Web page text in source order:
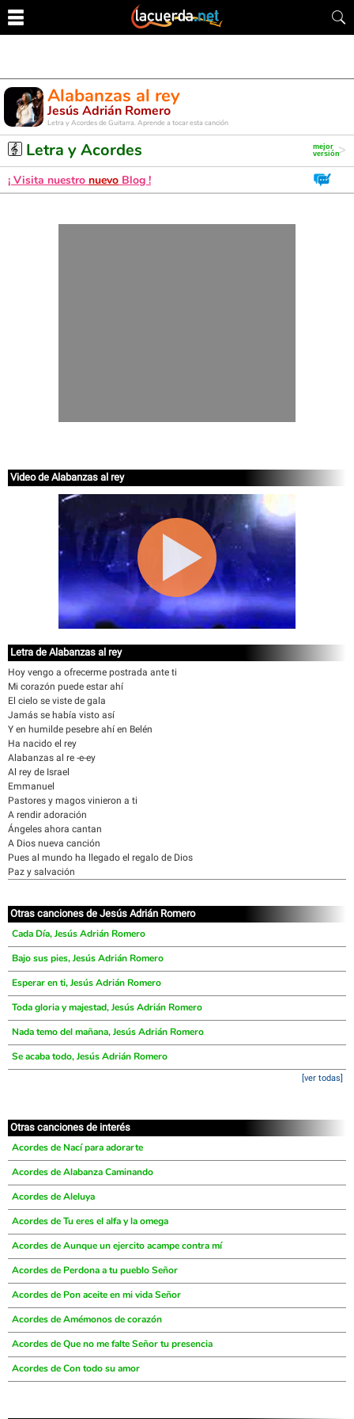
Alabanzas al rey
Jesús Adrián Romero
Letra y Acordes de Guitarra. Aprende a tocar esta canción
Letra y Acordes
¡ Visita nuestro nuevo Blog !
Video de Alabanzas al rey
Letra de Alabanzas al rey
Hoy vengo a ofrecerme postrada ante ti
Mi corazón puede estar ahí
El cielo se viste de gala
Jamás se había visto así
Y en humilde pesebre ahí en Belén
Ha nacido el rey
Alabanzas al re -e-ey
Al rey de Israel
Emmanuel
Pastores y magos vinieron a ti
A rendir adoración
Ángeles ahora cantan
A Dios nueva canción
Pues al mundo ha llegado el regalo de Dios
Paz y salvación
Otras canciones de Jesús Adrián Romero
Cada Día, Jesús Adrián Romero
Bajo sus pies, Jesús Adrián Romero
Esperar en ti, Jesús Adrián Romero
Toda gloria y majestad, Jesús Adrián Romero
Nada temo del mañana, Jesús Adrián Romero
Se acaba todo, Jesús Adrián Romero
[ver todas]
Otras canciones de interés
Acordes de Nací para adorarte
Acordes de Alabanza Caminando
Acordes de Aleluya
Acordes de Tu eres el alfa y la omega
Acordes de Aunque un ejercito acampe contra mí
Acordes de Perdona a tu pueblo Señor
Acordes de Pon aceite en mi vida Señor
Acordes de Amémonos de corazón
Acordes de Que no me falte Señor tu presencia
Acordes de Con todo su amor